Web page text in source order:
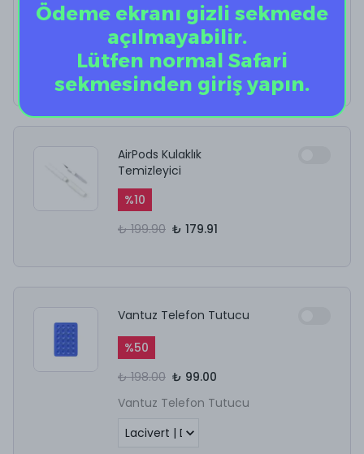
Mint Tiger
%40
₺ 1,199.00 ₺ 719.40
AirPods Kulaklık
Temizleyici
%10
₺ 199.90 ₺ 179.91
Vantuz Telefon Tutucu
%50
₺ 198.00 ₺ 99.00
Vantuz Telefon Tutucu
Ödeme ekranı gizli sekmede
açılmayabilir.
Lütfen normal Safari
sekmesinden giriş yapın.